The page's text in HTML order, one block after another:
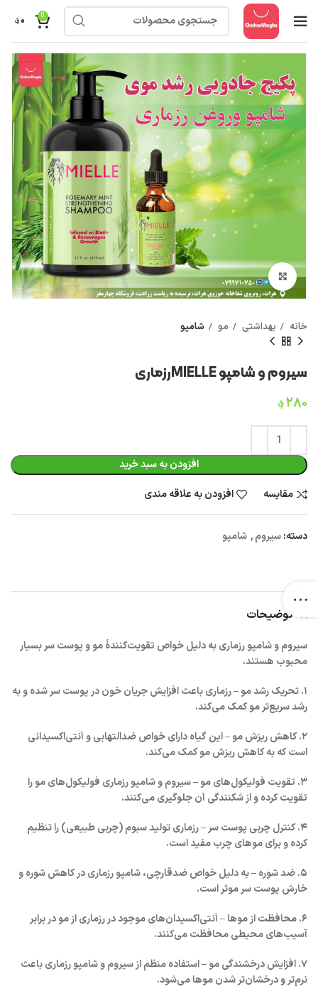
0 ۰؋
بزرگنمایی تصویر
خانه بهداشتی مو شامپو
سیروم و شامپو MIELLEرزماری
۲۸۰؋
افزودن به سبد خرید
مقایسه
افزودن به علاقه مندی
دسته:سیروم, شامپو
توضیحات
سیروم و شامپو رزماری به دلیل خواص تقویت‌کنندۀ مو و پوست سر بسیار
محبوب هستند.
۱. تحریک رشد مو – رزماری باعث افزایش جریان خون در پوست سر شده و به
رشد سریع‌تر مو کمک می‌کند.
۲. کاهش ریزش مو – این گیاه دارای خواص ضدالتهابی و آنتی‌اکسیدانی
است که به کاهش ریزش مو کمک می‌کند.
۳. تقویت فولیکول‌های مو – سیروم و شامپو رزماری فولیکول‌های مو را
تقویت کرده و از شکنندگی آن جلوگیری می‌کنند.
۴. کنترل چربی پوست سر – رزماری تولید سبوم (چربی طبیعی) را تنظیم
کرده و برای موهای چرب مفید است.
۵. ضد شوره – به دلیل خواص ضدقارچی، شامپو رزماری در کاهش شوره و
خارش پوست سر موثر است.
۶. محافظت از موها – آنتی‌اکسیدان‌های موجود در رزماری از مو در برابر
آسیب‌های محیطی محافظت می‌کنند.
۷. افزایش درخشندگی مو – استفاده منظم از سیروم و شامپو رزماری باعث
نرم‌تر و درخشان‌تر شدن موها می‌شود.